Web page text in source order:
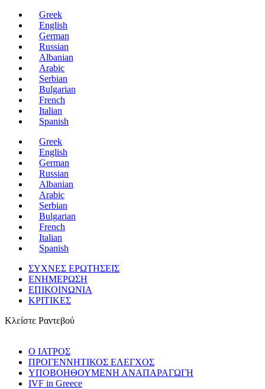
Μετάβαση
περιεχόμενο
Greek
English
German
Russian
Albanian
Arabic
Serbian
Bulgarian
French
Italian
Spanish
Greek
English
German
Russian
Albanian
Arabic
Serbian
Bulgarian
French
Italian
Spanish
ΣΥΧΝΕΣ ΕΡΩΤΗΣΕΙΣ
ΕΝΗΜΕΡΩΣΗ
ΕΠΙΚΟΙΝΩΝΙΑ
ΚΡΙΤΙΚΕΣ
Κλείστε Ραντεβού
Ο ΙΑΤΡΟΣ
ΠΡΟΓΕNNΗΤΙΚΟΣ ΕΛΕΓΧΟΣ
ΥΠΟΒΟΗΘΟΥΜΕΝΗ ΑΝΑΠΑΡΑΓΩΓΗ
IVF in Greece